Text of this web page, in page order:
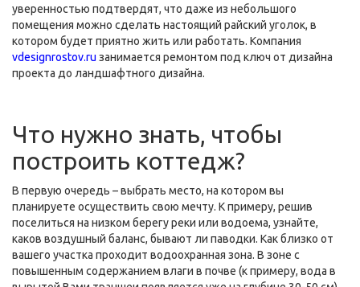
уверенностью подтвердят, что даже из небольшого
помещения можно сделать настоящий райский уголок, в
котором будет приятно жить или работать. Компания
vdesignrostov.ru занимается ремонтом под ключ от дизайна
проекта до ландшафтного дизайна.
Что нужно знать, чтобы
построить коттедж?
В первую очередь – выбрать место, на котором вы
планируете осуществить свою мечту. К примеру, решив
поселиться на низком берегу реки или водоема, узнайте,
каков воздушный баланс, бывают ли паводки. Как близко от
вашего участка проходит водоохранная зона. В зоне с
повышенным содержанием влаги в почве (к примеру, вода в